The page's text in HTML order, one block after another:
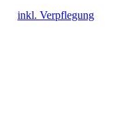
inkl. Verpflegung